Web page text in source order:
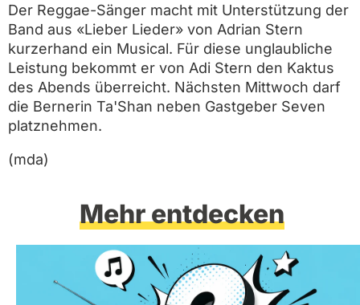
Der Reggae-Sänger macht mit Unterstützung der
Band aus «Lieber Lieder» von Adrian Stern
kurzerhand ein Musical. Für diese unglaubliche
Leistung bekommt er von Adi Stern den Kaktus
des Abends überreicht. Nächsten Mittwoch darf
die Bernerin Ta'Shan neben Gastgeber Seven
platznehmen.
(mda)
Mehr entdecken